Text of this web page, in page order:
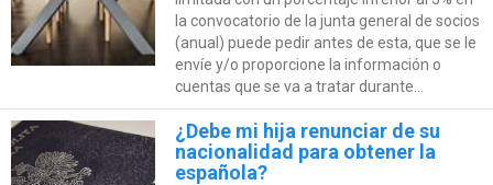
la convocatorio de la junta general de socios
(anual) puede pedir antes de esta, que se le
envíe y/o proporcione la información o
cuentas que se va a tratar durante...
¿Debe mi hija renunciar de su
nacionalidad para obtener la
española?